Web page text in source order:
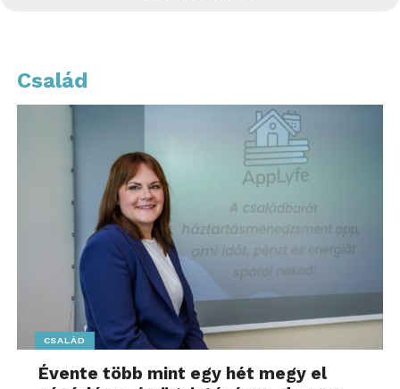
Család
CSALÁD
Évente több mint egy hét megy el